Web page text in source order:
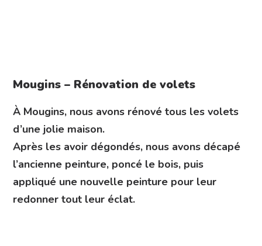
Mougins – Rénovation de volets
À Mougins, nous avons rénové tous les volets
d’une jolie maison.
Après les avoir dégondés, nous avons décapé
l’ancienne peinture, poncé le bois, puis
appliqué une nouvelle peinture pour leur
redonner tout leur éclat.